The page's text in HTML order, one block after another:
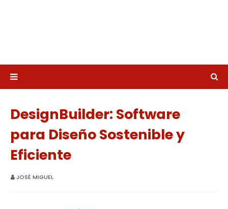
DesignBuilder: Software
para Diseño Sostenible y
Eficiente
JOSÉ MIGUEL